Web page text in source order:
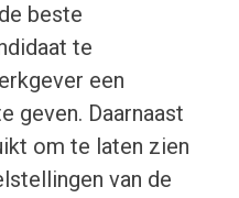
beste
te
een
geven. Daarnaast
om te laten zien
van de